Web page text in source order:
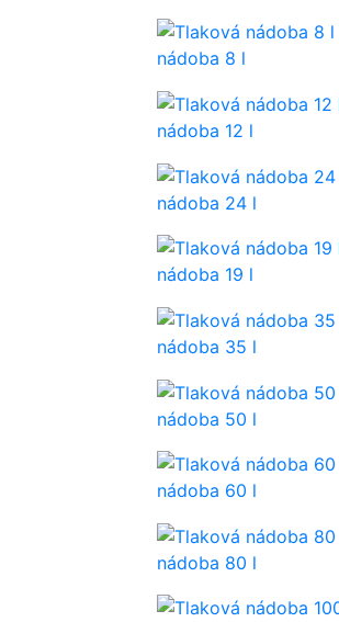
nádoba 8 l
nádoba 12 l
nádoba 24 l
nádoba 19 l
nádoba 35 l
nádoba 50 l
nádoba 60 l
nádoba 80 l